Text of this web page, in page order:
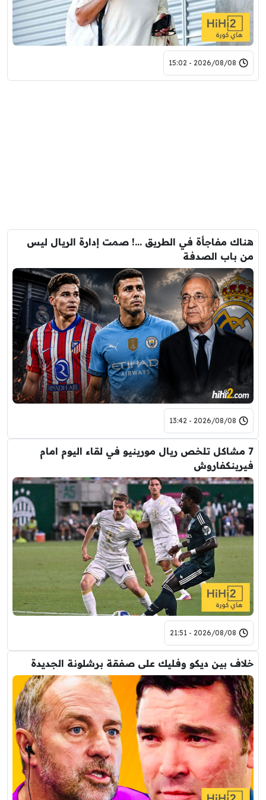
2026/08/08 - 15:02
هناك مفاجأة في الطريق …! صمت إدارة الريال ليس
من باب الصدفة
2026/08/08 - 13:42
7 مشاكل تلخص ريال مورينيو في لقاء اليوم امام
فيرينكفاروش
2026/08/08 - 21:51
خلاف بين ديكو وفليك على صفقة برشلونة الجديدة